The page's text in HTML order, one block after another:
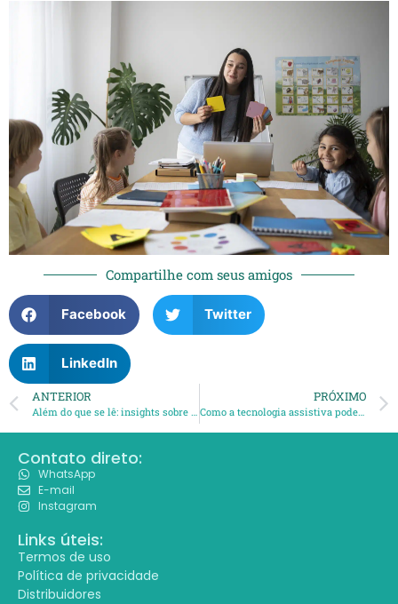
Compartilhe com seus amigos
Facebook Twitter
LinkedIn
ANTERIOR PRÓXIMO
Como a tecnologia assistiva pode potencializar a Educação Bilíngue inclusiva?
Contato direto:
WhatsApp
E-mail
Instagram
Links úteis:
Termos de uso
Política de privacidade
Distribuidores